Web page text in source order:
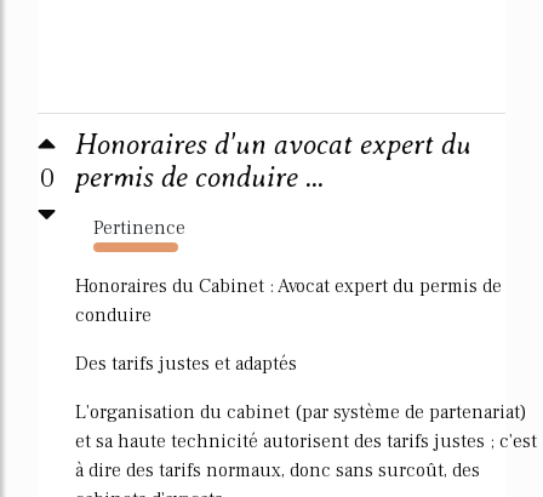
0
Honoraires d'un avocat expert du
permis de conduire ...
Pertinence
1853%
Honoraires du Cabinet : Avocat expert du permis de
conduire
Des tarifs justes et adaptés
L'organisation du cabinet (par système de partenariat)
et sa haute technicité autorisent des tarifs justes ; c'est
à dire des tarifs normaux, donc sans surcoût, des